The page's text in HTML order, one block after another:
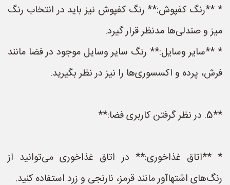
* **رنگ کفپوش:** رنگ کفپوش نیز باید در انتخاب رنگ
میز و صندلی‌ها مدنظر قرار گیرد.
* **سایر وسایل:** رنگ سایر وسایل موجود در فضا مانند
فرش، پرده و اکسسوری‌ها را نیز در نظر بگیرید.
**5. در نظر گرفتن کاربری فضا:**
* **اتاق غذاخوری:** در اتاق غذاخوری می‌توانید از
رنگ‌های اشتهاآور مانند قرمز، نارنجی و زرد استفاده کنید.